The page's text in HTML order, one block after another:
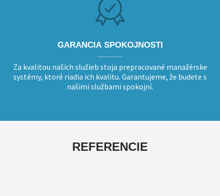
GARANCIA SPOKOJNOSTI
Za kvalitou našich služieb stoja prepracované manažérske
systémy, ktoré riadia ich kvalitu. Garantujeme, že budete s
našimi službami spokojní.
REFERENCIE